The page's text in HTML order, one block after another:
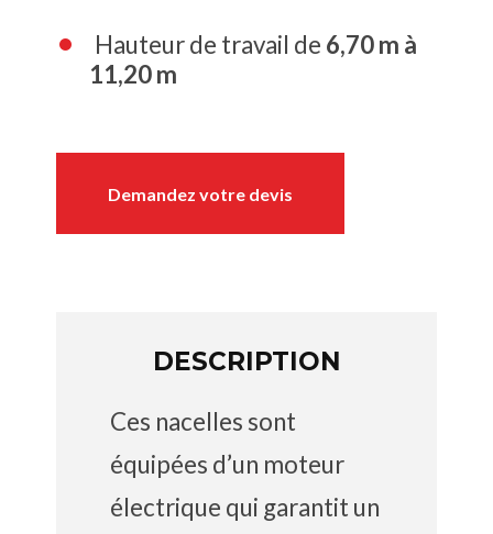
Hauteur de travail de 6,70 m à
11,20 m
Demandez votre devis
DESCRIPTION
Ces nacelles sont
équipées d’un moteur
électrique qui garantit un